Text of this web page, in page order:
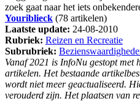
zoek gaat naar het iets
Youriblieck (78 artikelen)
Laatste update: 24-08-2010
Rubriek: Reizen en Recreatie
Subrubriek:
Vanaf 2021 is InfoNu gestopt met
artikelen. Het bestaande
wordt niet meer geactualiseerd.
verouderd zijn. Het plaatsen van